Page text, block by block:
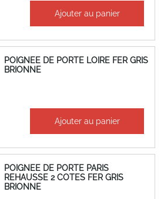
Ajouter au panier
POIGNEE DE PORTE LOIRE FER GRIS
BRIONNE
Ajouter au panier
POIGNEE DE PORTE PARIS
REHAUSSE 2 COTES FER GRIS
BRIONNE